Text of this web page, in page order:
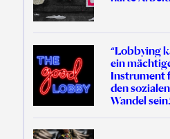
“Lobbying
ein
Instrument
den sozialen
Wandel